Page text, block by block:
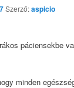
Szerző:aspicio
páciensekbe
minden